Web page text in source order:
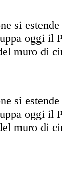
si
oggi il
muro di
si
oggi il
muro di